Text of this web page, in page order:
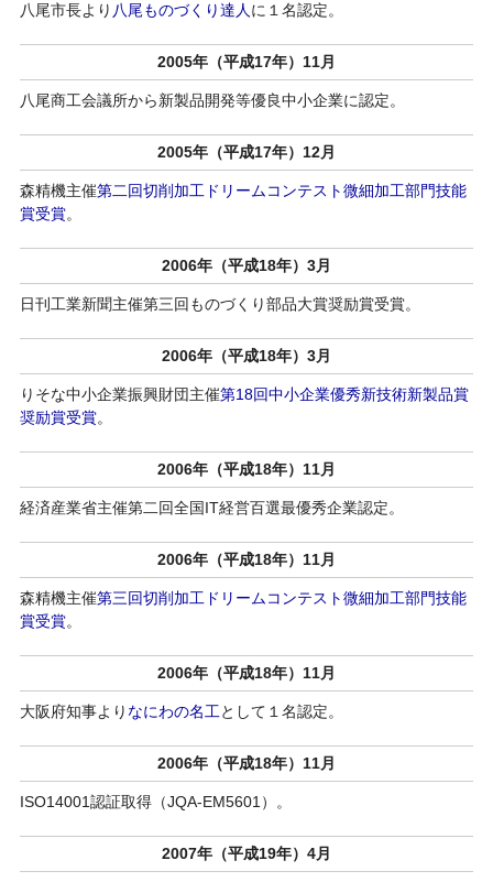
八尾市長より 八尾ものづくり達人 に１名認定。
2005年（平成17年）11月
八尾商工会議所から新製品開発等優良中小企業に認定。
2005年（平成17年）12月
森精機主催第二回切削加工ドリームコンテスト微細加工部門技能
賞受賞。
2006年（平成18年）3月
日刊工業新聞主催第三回ものづくり部品大賞奨励賞受賞。
2006年（平成18年）3月
りそな中小企業振興財団主催第18回中小企業優秀新技術新製品賞
奨励賞受賞。
2006年（平成18年）11月
経済産業省主催第二回全国IT経営百選最優秀企業認定。
2006年（平成18年）11月
森精機主催第三回切削加工ドリームコンテスト微細加工部門技能
賞受賞。
2006年（平成18年）11月
大阪府知事より なにわの名工として１名認定。
2006年（平成18年）11月
ISO14001認証取得（JQA-EM5601）。
2007年（平成19年）4月